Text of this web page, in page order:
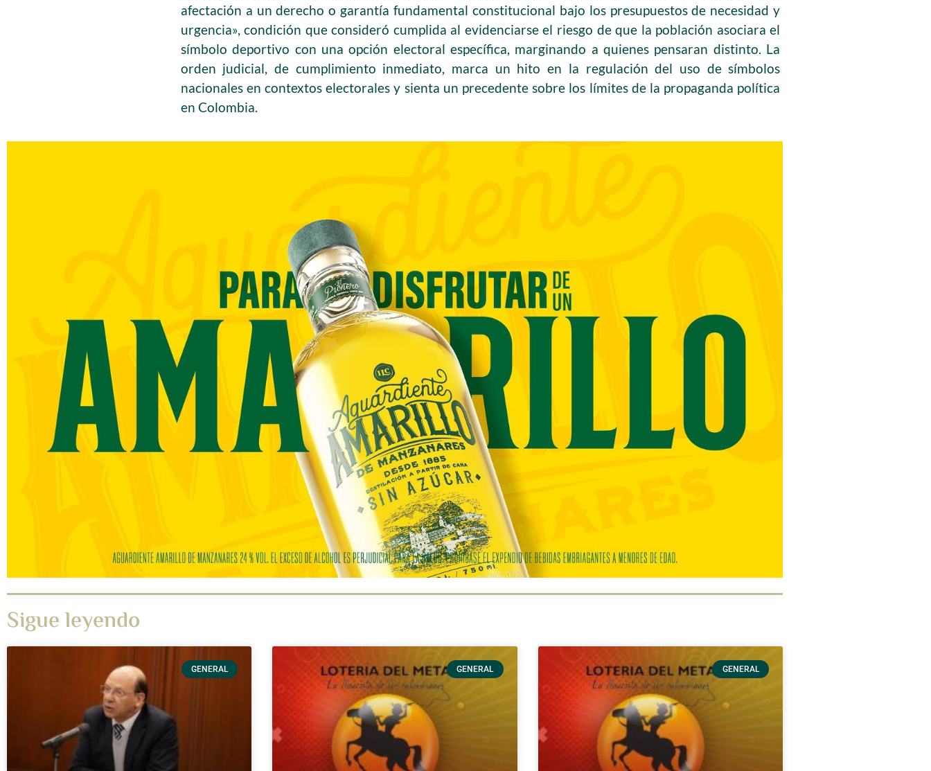
afectación a un derecho o garantía fundamental constitucional bajo los presupuestos de necesidad y
urgencia», condición que consideró cumplida al evidenciarse el riesgo de que la población asociara el
símbolo deportivo con una opción electoral específica, marginando a quienes pensaran distinto. La
orden judicial, de cumplimiento inmediato, marca un hito en la regulación del uso de símbolos
nacionales en contextos electorales y sienta un precedente sobre los límites de la propaganda política
en Colombia.
Sigue leyendo
GENERAL GENERAL GENERAL